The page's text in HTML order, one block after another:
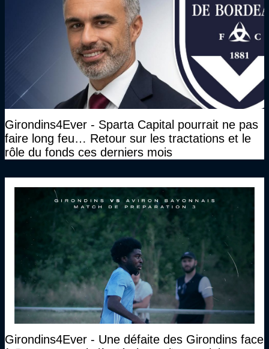
Girondins4Ever - Sparta Capital pourrait ne pas
faire long feu… Retour sur les tractations et le
rôle du fonds ces derniers mois
Girondins4Ever - Une défaite des Girondins face